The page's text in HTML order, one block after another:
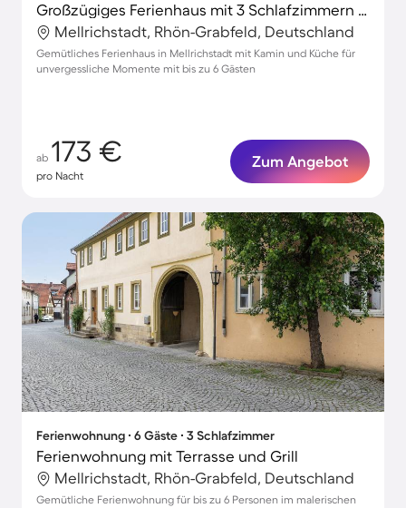
Großzügiges Ferienhaus mit 3 Schlafzimmern für 6 Personen
Mellrichstadt, Rhön-Grabfeld, Deutschland
Gemütliches Ferienhaus in Mellrichstadt mit Kamin und Küche für
unvergessliche Momente mit bis zu 6 Gästen
ab 173 €
pro Nacht
Zum Angebot
Ferienwohnung ∙ 6 Gäste ∙ 3 Schlafzimmer
Ferienwohnung mit Terrasse und Grill
Mellrichstadt, Rhön-Grabfeld, Deutschland
Gemütliche Ferienwohnung für bis zu 6 Personen im malerischen